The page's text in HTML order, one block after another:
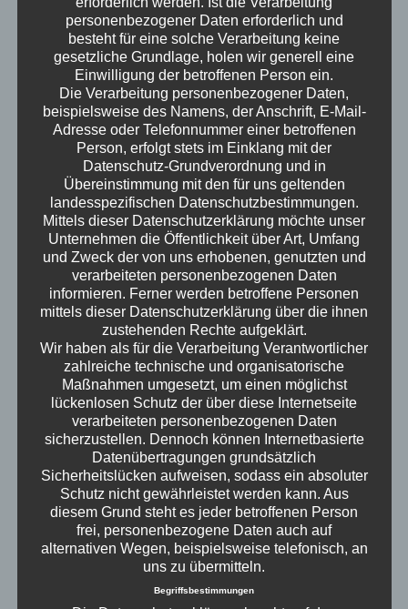
bemerkenswerte Vorkommnisse wie Wels-
Angriffe in Seen und die Verbindung zwischen
schmelzenden Gletschern und Vulkanismus
thematisiert. Auch die Auswirkungen von
Künstlicher Intelligenz (KI) auf den
Arbeitsmarkt und die Gesellschaft werden
kritisch beleuchtet. Faszinierende
Weltraumnachrichten über interstellare
Objekte und NASAs neue Medienpräsenz
runden die Folge ab. Eine Folge voller
persönlicher Einblicke, spannender
Diskussionen und überraschender Themen.
Erwachsen – der Podcast
personenbezogener Daten erforderlich und
besteht für eine solche Verarbeitung keine
gesetzliche Grundlage, holen wir generell eine
Einwilligung der betroffenen Person ein.
Die Verarbeitung personenbezogener Daten,
beispielsweise des Namens, der Anschrift, E-Mail-
Adresse oder Telefonnummer einer betroffenen
Person, erfolgt stets im Einklang mit der
Datenschutz-Grundverordnung und in
Übereinstimmung mit den für uns geltenden
landesspezifischen Datenschutzbestimmungen.
Mittels dieser Datenschutzerklärung möchte unser
Unternehmen die Öffentlichkeit über Art, Umfang
und Zweck der von uns erhobenen, genutzten und
verarbeiteten personenbezogenen Daten
informieren. Ferner werden betroffene Personen
mittels dieser Datenschutzerklärung über die ihnen
zustehenden Rechte aufgeklärt.
Wir haben als für die Verarbeitung Verantwortlicher
zahlreiche technische und organisatorische
Maßnahmen umgesetzt, um einen möglichst
lückenlosen Schutz der über diese Internetseite
verarbeiteten personenbezogenen Daten
sicherzustellen. Dennoch können Internetbasierte
Datenübertragungen grundsätzlich
Sicherheitslücken aufweisen, sodass ein absoluter
Schutz nicht gewährleistet werden kann. Aus
diesem Grund steht es jeder betroffenen Person
frei, personenbezogene Daten auch auf
alternativen Wegen, beispielsweise telefonisch, an
uns zu übermitteln.
Begriffsbestimmungen